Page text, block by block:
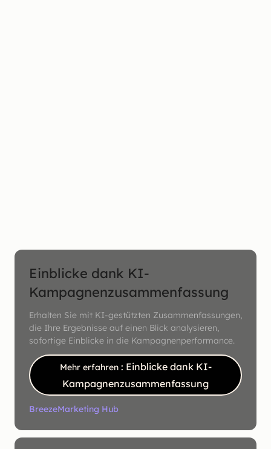
Einblicke dank KI-
Kampagnenzusammenfassung
Erhalten Sie mit KI-gestützten Zusammenfassungen,
die Ihre Ergebnisse auf einen Blick analysieren,
sofortige Einblicke in die Kampagnenperformance.
Mehr erfahren : Einblicke dank KI-
Kampagnenzusammenfassung
BreezeMarketing Hub